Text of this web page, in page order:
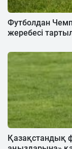
Футболдан
жеребесі
Қазақстандық